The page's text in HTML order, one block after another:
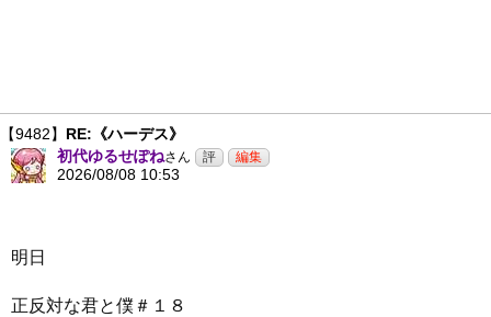
【9482】 RE:《ハーデス》
初代ゆるせぽねさん
2026/08/08 10:53
明日
正反対な君と僕＃１８